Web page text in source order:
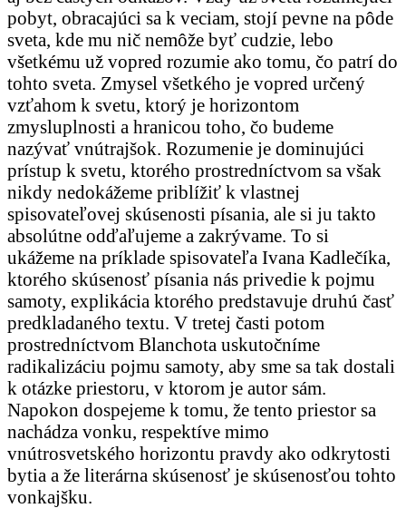
pobyt, obracajúci sa k veciam, stojí pevne na pôde
sveta, kde mu nič nemôže byť cudzie, lebo
všetkému už vopred rozumie ako tomu, čo patrí do
tohto sveta. Zmysel všetkého je vopred určený
vzťahom k svetu, ktorý je horizontom
zmysluplnosti a hranicou toho, čo budeme
nazývať vnútrajšok. Rozumenie je dominujúci
prístup k svetu, ktorého prostredníctvom sa však
nikdy nedokážeme priblížiť k vlastnej
spisovateľovej skúsenosti písania, ale si ju takto
absolútne odďaľujeme a zakrývame. To si
ukážeme na príklade spisovateľa Ivana Kadlečíka,
ktorého skúsenosť písania nás privedie k pojmu
samoty, explikácia ktorého predstavuje druhú časť
predkladaného textu. V tretej časti potom
prostredníctvom Blanchota uskutočníme
radikalizáciu pojmu samoty, aby sme sa tak dostali
k otázke priestoru, v ktorom je autor sám.
Napokon dospejeme k tomu, že tento priestor sa
nachádza vonku, respektíve mimo
vnútrosvetského horizontu pravdy ako odkrytosti
bytia a že literárna skúsenosť je skúsenosťou tohto
vonkajšku.